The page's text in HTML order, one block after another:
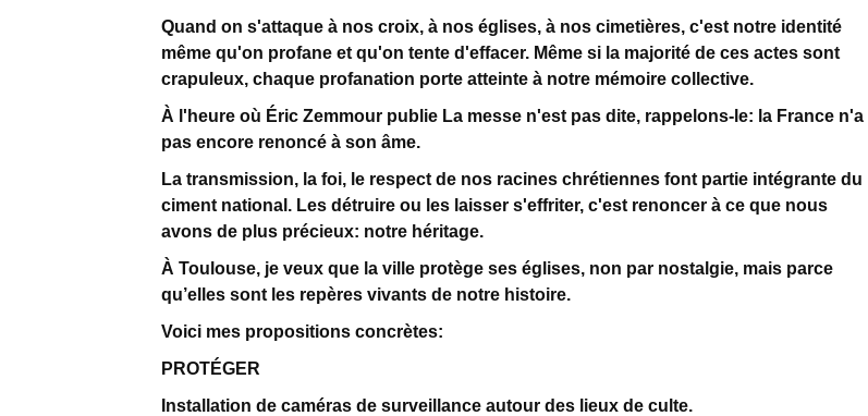
Quand on s'attaque à nos croix, à nos églises, à nos cimetières, c'est notre identité
même qu'on profane et qu'on tente d'effacer. Même si la majorité de ces actes sont
crapuleux, chaque profanation porte atteinte à notre mémoire collective.
À l'heure où Éric Zemmour publie La messe n'est pas dite, rappelons-le: la France n'a
pas encore renoncé à son âme.
La transmission, la foi, le respect de nos racines chrétiennes font partie intégrante du
ciment national. Les détruire ou les laisser s'effriter, c'est renoncer à ce que nous
avons de plus précieux: notre héritage.
À Toulouse, je veux que la ville protège ses églises, non par nostalgie, mais parce
qu’elles sont les repères vivants de notre histoire.
Voici mes propositions concrètes:
PROTÉGER
Installation de caméras de surveillance autour des lieux de culte.